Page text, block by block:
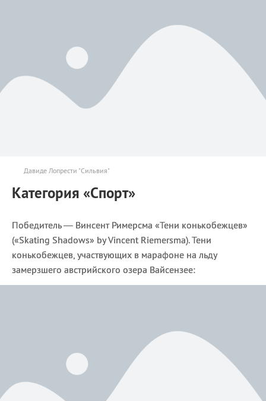
Давиде Лопрести "Сильвия"
Категория «Спорт»
Победитель — Винсент Римерсма «Тени конькобежцев»
(«Skating Shadows» by Vincent Riemersma). Тени
конькобежцев, участвующих в марафоне на льду
замерзшего австрийского озера Вайсензее: